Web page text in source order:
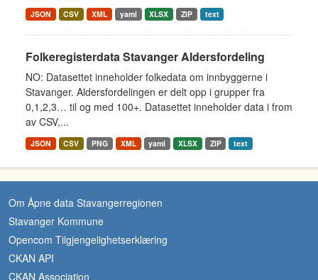
JSON CSV XML yaml XLSX ZIP text
Folkeregisterdata Stavanger Aldersfordeling
NO: Datasettet inneholder folkedata om innbyggerne i
Stavanger. Aldersfordelingen er delt opp i grupper fra
0,1,2,3… til og med 100+. Datasettet inneholder data i from
av CSV,...
JSON CSV PNG XML yaml XLSX ZIP text
Om Åpne data Stavangerregionen
Stavanger Kommune
Opencom Tilgjengelighetserklæring
CKAN API
CKAN Association